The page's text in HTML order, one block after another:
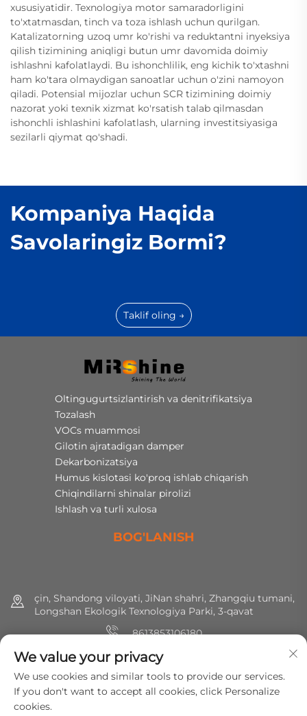
xususiyatidir. Texnologiya motor samaradorligini
to'xtatmasdan, tinch va toza ishlash uchun qurilgan.
Katalizatorning uzoq umr ko'rishi va reduktantni inyeksiya
qilish tizimining aniqligi butun umr davomida doimiy
ishlashni kafolatlaydi. Bu ishonchlilik, eng kichik to'xtashni
ham ko'tara olmaydigan sanoatlar uchun o'zini namoyon
qiladi. Potensial mijozlar uchun SCR tizimining doimiy
nazorat yoki texnik xizmat ko'rsatish talab qilmasdan
ishonchli ishlashini kafolatlash, ularning investitsiyasiga
sezilarli qiymat qo'shadi.
Kompaniya Haqida
Savolaringiz Bormi?
Taklif oling →
Oltingugurtsizlantirish va denitrifikatsiya
Tozalash
VOCs muammosi
Gilotin ajratadigan damper
Dekarbonizatsiya
Humus kislotasi ko'proq ishlab chiqarish
Chiqindilarni shinalar pirolizi
Ishlash va turli xulosa
BOG'LANISH
çin, Shandong viloyati, JiNan shahri, Zhangqiu tumani,
Longshan Ekologik Texnologiya Parki, 3-qavat
8613853106180
+86 (0) 531 8891 0288
[email protected]
We value your privacy
We use cookies and similar tools to provide our services.
If you don't want to accept all cookies, click Personalize
cookies.